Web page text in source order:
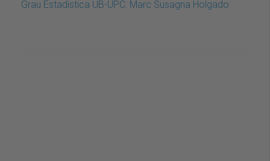
Grau Estadistica UB-UPC: Marc Susagna Holgado